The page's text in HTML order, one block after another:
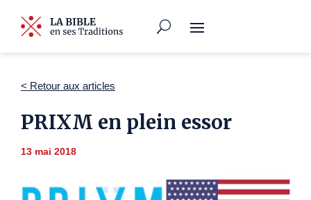
< Retour aux articles
PRIXM en plein essor
13 mai 2018